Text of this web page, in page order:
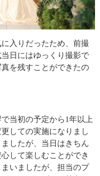
入りだったため、前撮
日にはゆっくり撮影で
を残すことができたの
当初の予定から1年以上
しての実施になりまし
したが、当日はきちん
して楽しむことができ
いましたが、担当のプ